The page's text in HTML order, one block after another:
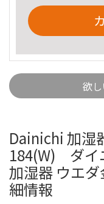
欲
Dainichi 加湿
184(W) ダイ
加湿器 ウエ
細情報